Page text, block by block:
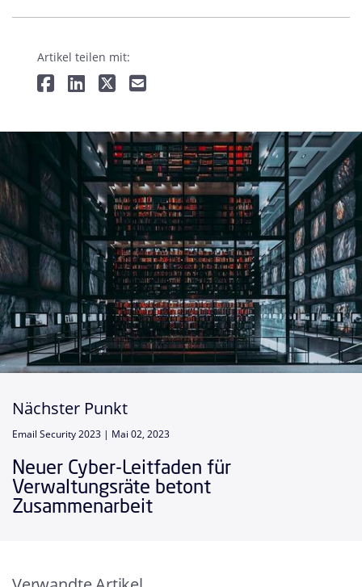
Artikel teilen mit:
Nächster Punkt
Email Security 2023 | Mai 02, 2023
Neuer Cyber-Leitfaden für
Verwaltungsräte betont
Zusammenarbeit